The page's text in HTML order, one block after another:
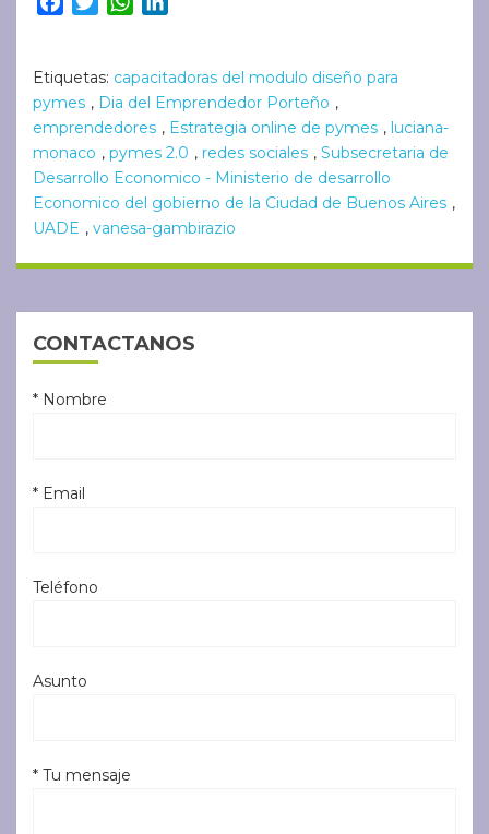
Etiquetas: capacitadoras del modulo diseño para
pymes , Dia del Emprendedor Porteño ,
emprendedores , Estrategia online de pymes , luciana-
monaco , pymes 2.0 , redes sociales , Subsecretaria de
Desarrollo Economico - Ministerio de desarrollo
Economico del gobierno de la Ciudad de Buenos Aires ,
UADE , vanesa-gambirazio
CONTACTANOS
* Nombre
* Email
Teléfono
Asunto
* Tu mensaje